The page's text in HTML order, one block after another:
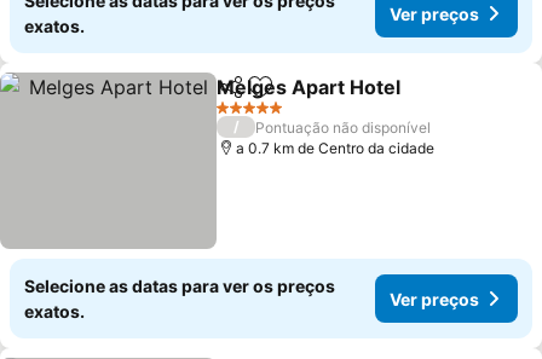
exatos.
Ver preços
PartilharAdicionar aos favoritos
Melges Apart Hotel
5 Estrelas
/
Pontuação não disponível
a 0.7 km de Centro da cidade
Selecione as datas para ver os preços
exatos.
Ver preços